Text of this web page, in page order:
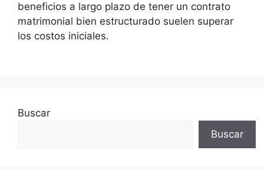
beneficios a largo plazo de tener un contrato
matrimonial bien estructurado suelen superar
los costos iniciales.
Buscar
Buscar